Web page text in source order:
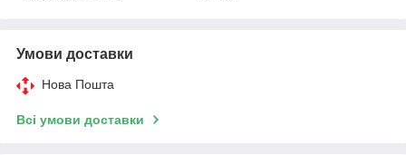
Умови доставки
Нова Пошта
Всі умови доставки